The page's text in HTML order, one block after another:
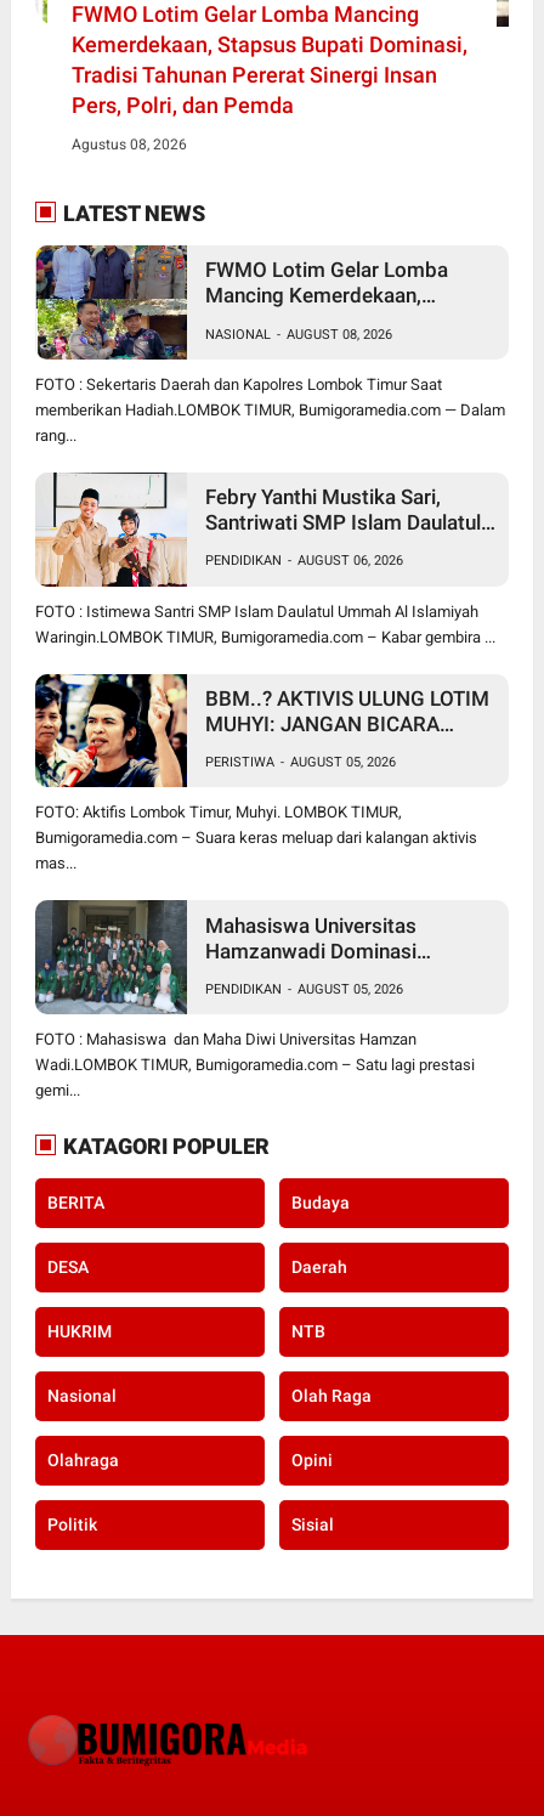
FWMO Lotim Gelar Lomba Mancing
Kemerdekaan, Stapsus Bupati Dominasi,
Tradisi Tahunan Pererat Sinergi Insan
Pers, Polri, dan Pemda
Agustus 08, 2026
LATEST NEWS
FWMO Lotim Gelar Lomba
Mancing Kemerdekaan,
Tradisi Tahunan Pererat Sinergi
Insan Pers, Polri, dan Pemda
NASIONAL - AUGUST 08, 2026
FOTO : Sekertaris Daerah dan Kapolres Lombok Timur Saat
memberikan Hadiah.LOMBOK TIMUR, Bumigoramedia.com — Dalam
rang...
Febry Yanthi Mustika Sari,
Santriwati SMP Islam Daulatul
Lolos Jambore Nasional di
Cibubur
PENDIDIKAN - AUGUST 06, 2026
FOTO : Istimewa Santri SMP Islam Daulatul Ummah Al Islamiyah
Waringin.LOMBOK TIMUR, Bumigoramedia.com – Kabar gembira ...
BBM..? AKTIVIS ULUNG LOTIM
MUHYI: JANGAN BICARA
BUPATI WAJIB CARI SOLUSI,
BUKAN SURUH RAKYAT DIAM
DI RUMAH
PERISTIWA - AUGUST 05, 2026
FOTO: Aktifis Lombok Timur, Muhyi. LOMBOK TIMUR,
Bumigoramedia.com – Suara keras meluap dari kalangan aktivis
mas...
Mahasiswa Universitas
Hamzanwadi Dominasi
Harumkan NTB di Tingkat
Nasional
PENDIDIKAN - AUGUST 05, 2026
FOTO : Mahasiswa dan Maha Diwi Universitas Hamzan
Wadi.LOMBOK TIMUR, Bumigoramedia.com – Satu lagi prestasi
gemi...
KATAGORI POPULER
BERITA Budaya
DESA Daerah
HUKRIM NTB
Nasional Olah Raga
Olahraga Opini
Politik Sisial